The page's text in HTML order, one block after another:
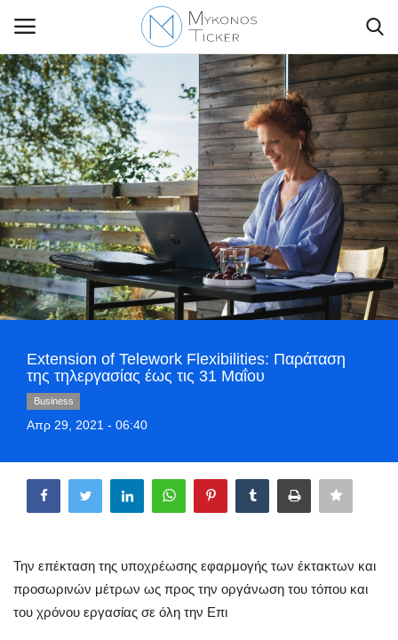
Contact Us
Politique
Business
Travel
World
Style Adorés
Greece
Entertainment
Arts & Culture
Mykonos Ticker TV
Extension of Telework Flexibilities: Παράταση
της τηλεργασίας έως τις 31 Μαΐου
Business
Απρ 29, 2021 - 06:40
Την επέκταση της υποχρέωσης εφαρμογής των έκτακτων και
προσωρινών μέτρων ως προς την οργάνωση του τόπου και
του χρόνου εργασίας σε όλη την Επι